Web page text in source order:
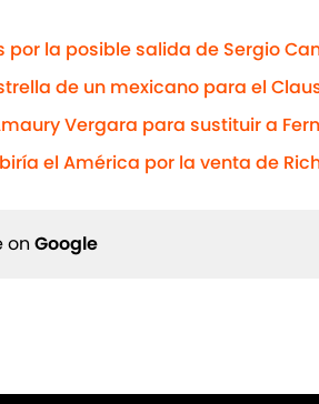
por la posible salida de Sergio
de un mexicano para el
Vergara para sustituir a
el América por la venta de
on Google